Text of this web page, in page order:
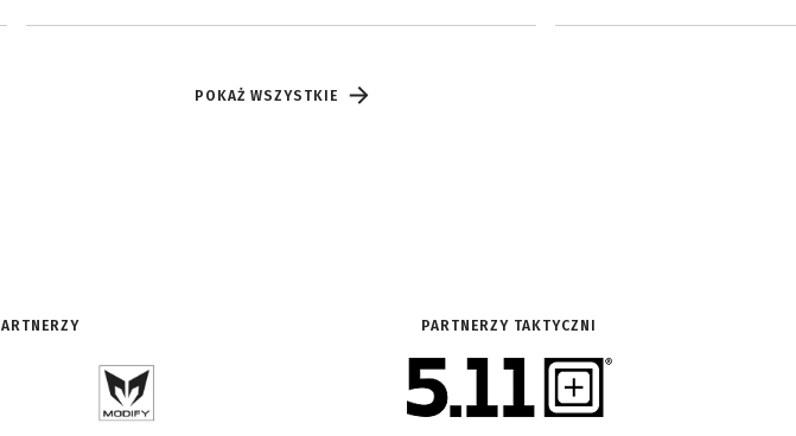
POKAŻ WSZYSTKIE
PARTNERZY TAKTYCZNI